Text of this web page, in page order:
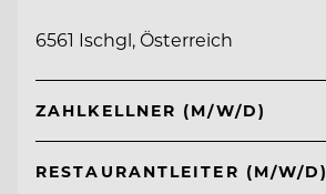
6561 Ischgl, Österreich
ZAHLKELLNER (M/W/D)
RESTAURANTLEITER (M/W/D)